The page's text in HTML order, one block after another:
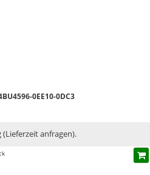
0EE10-0DC3
anfragen).